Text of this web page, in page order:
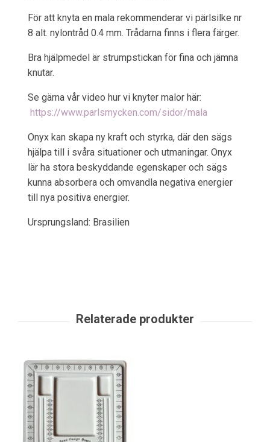
För att knyta en mala rekommenderar vi pärlsilke nr
8 alt. nylontråd 0.4 mm. Trådarna finns i flera färger.
Bra hjälpmedel är strumpstickan för fina och jämna
knutar.
Se gärna vår video hur vi knyter malor här:
https://www.parlsmycken.com/sidor/mala
Onyx kan skapa ny kraft och styrka, där den sägs
hjälpa till i svåra situationer och utmaningar. Onyx
lär ha stora beskyddande egenskaper och sägs
kunna absorbera och omvandla negativa energier
till nya positiva energier.
Ursprungsland: Brasilien